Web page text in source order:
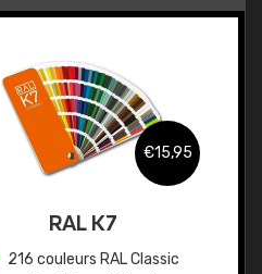
€15,95
RAL K7
couleurs RAL Classic